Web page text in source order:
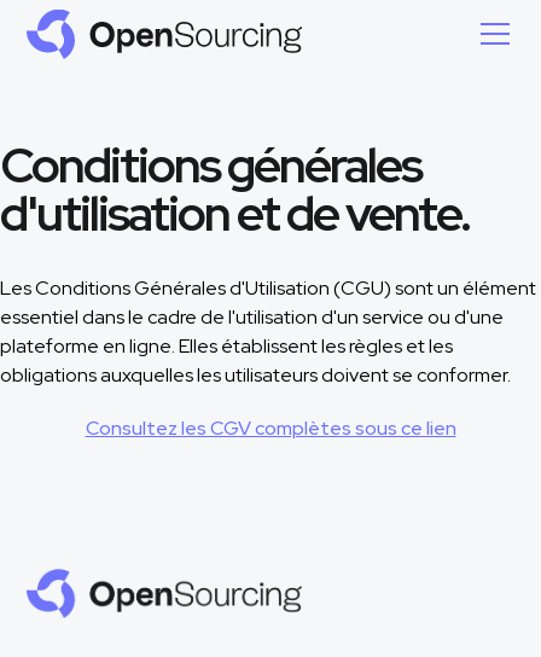
Conditions générales
d'utilisation et de vente.
Les Conditions Générales d'Utilisation (CGU) sont un élément
essentiel dans le cadre de l'utilisation d'un service ou d'une
plateforme en ligne. Elles établissent les règles et les
obligations auxquelles les utilisateurs doivent se conformer.
Consultez les CGV complètes sous ce lien